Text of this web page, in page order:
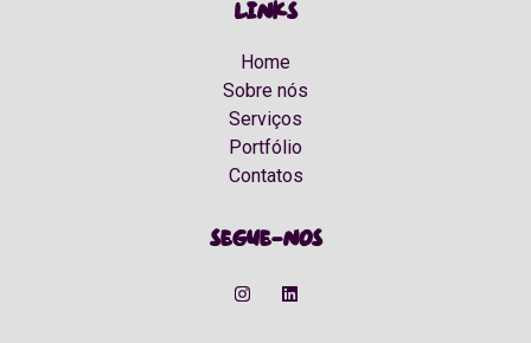
Links
Home
Sobre nós
Serviços
Portfólio
Contatos
Segue-nos